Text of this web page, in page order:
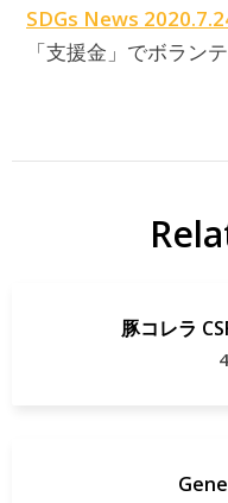
SDGs News
「支援金」でボラン
豚コレラ